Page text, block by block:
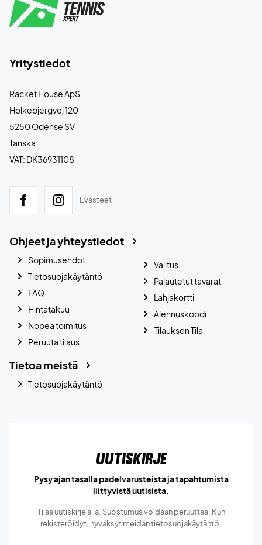
Yritystiedot
Racket House ApS
Holkebjergvej 120
5250 Odense SV
Tanska
VAT: DK36931108
Evästeet
Ohjeet ja yhteystiedot
Sopimusehdot
Tietosuojakäytäntö
FAQ
Hintatakuu
Nopea toimitus
Peruuta tilaus
Valitus
Palautetut tavarat
Lahjakortti
Alennuskoodi
Tilauksen Tila
Tietoa meistä
Tietosuojakäytäntö
Uutiskirje
Pysy ajan tasalla padelvarusteista ja tapahtumista
liittyvistä uutisista.
Tilaa uutiskirje alla. Suostumus voidaan peruuttaa. Kun
rekisteröidyt, hyväksyt meidäntietosuojakäytäntö.